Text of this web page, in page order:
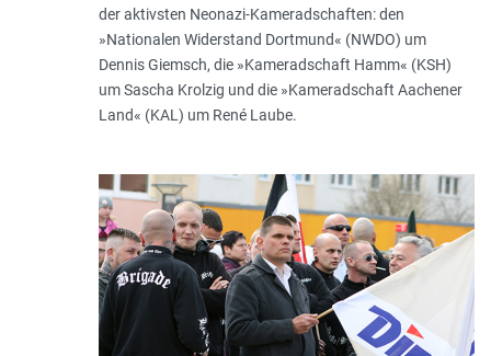
der aktivsten Neonazi-Kameradschaften: den
»Nationalen Widerstand Dortmund« (NWDO) um
Dennis Giemsch, die »Kameradschaft Hamm« (KSH)
um Sascha Krolzig und die »Kameradschaft Aachener
Land« (KAL) um René Laube.